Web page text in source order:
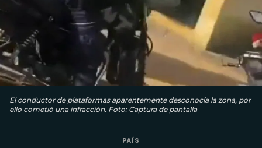
El conductor de plataformas aparentemente desconocía la zona, por
ello cometió una infracción. Foto: Captura de pantalla
PAÍS